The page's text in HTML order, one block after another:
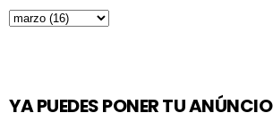
YA PUEDES PONER TU ANÚNCIO